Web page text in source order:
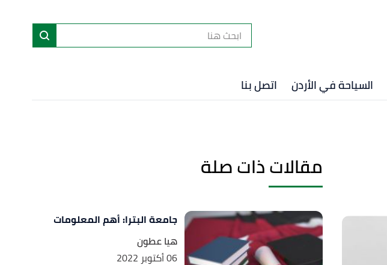
السياحة في الأردن اتصل بنا
مقالات ذات صلة
جامعة البترا: أهم المعلومات
هيا عطون
06 أكتوبر 2022